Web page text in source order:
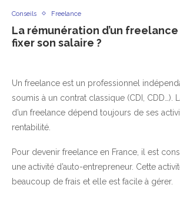
Conseils Freelance
La rémunération d’un
fixer son salaire ?
Un freelance est un professionnel
soumis à un contrat classique (CDI, CDD…).
d’un freelance dépend toujours de ses
rentabilité.
Pour devenir freelance en France, il est
une activité d’auto-entrepreneur. Cette
beaucoup de frais et elle est facile à gérer.